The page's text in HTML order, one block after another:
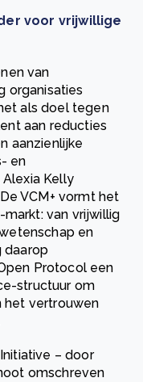
voor vrijwillige
van
organisaties
als doel tegen
aan reducties
aanzienlijke
en
Kelly
VCM+ vormt het
van vrijwillig
en
daarop
Protocol een
structuur om
het vertrouwen
– door
omschreven